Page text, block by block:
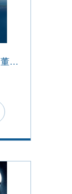
2021【管理講座】趙有義董事長